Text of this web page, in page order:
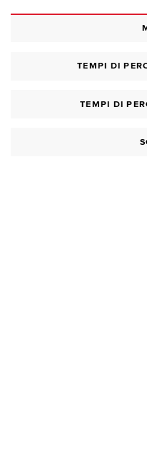
TEMPI DI
TEMPI DI